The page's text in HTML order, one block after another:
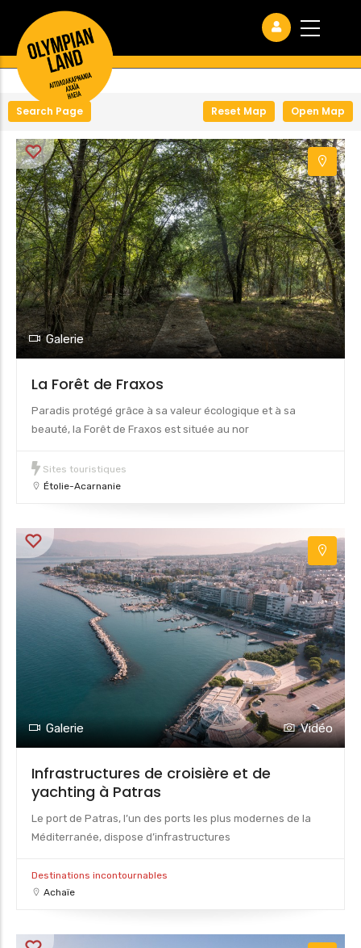
Search Page Reset Map Open Map
Galerie
La Forêt de Fraxos
Paradis protégé grâce à sa valeur écologique et à sa
beauté, la Forêt de Fraxos est située au nor
Sites touristiques
Étolie-Acarnanie
Galerie Vidéo
Infrastructures de croisière et de
yachting à Patras
Le port de Patras, l’un des ports les plus modernes de la
Méditerranée, dispose d’infrastructures
Destinations incontournables
Achaïe
+
−